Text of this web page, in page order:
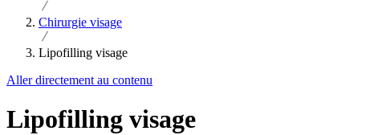
Chirurgie visage
Lipofilling visage
Aller directement au contenu
Lipofilling visage